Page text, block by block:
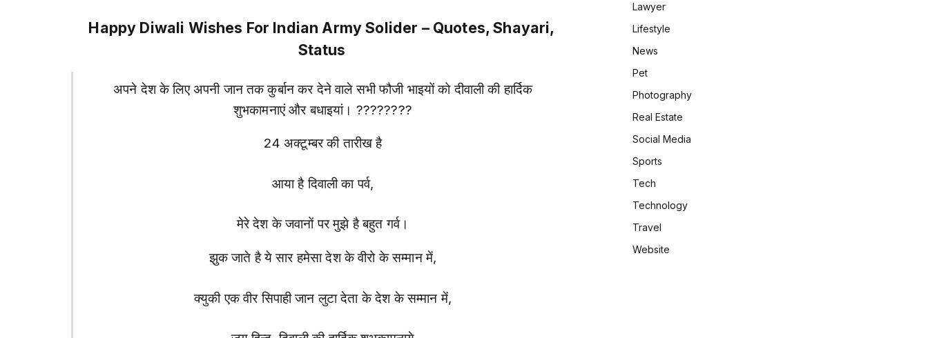
Happy Diwali Wishes For Indian Army Solider – Quotes, Shayari,
Status
अपने देश के लिए अपनी जान तक कुर्बान कर देने वाले सभी फौजी भाइयों को दीवाली की हार्दिक
शुभकामनाएं और बधाइयां। ????????
24 अक्टूम्बर की तारीख है
आया है दिवाली का पर्व,
मेरे देश के जवानों पर मुझे है बहुत गर्व।
झुक जाते है ये सार हमेसा देश के वीरो के सम्मान में,
क्युकी एक वीर सिपाही जान लुटा देता के देश के सम्मान में,
Lawyer
Lifestyle
News
Pet
Photography
Real Estate
Social Media
Sports
Tech
Technology
Travel
Website